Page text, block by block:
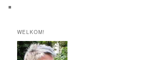
WELKOM!